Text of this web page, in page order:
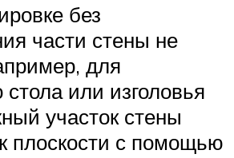
без
части стены не
для
стола или изголовья
участок стены
плоскости с помощью